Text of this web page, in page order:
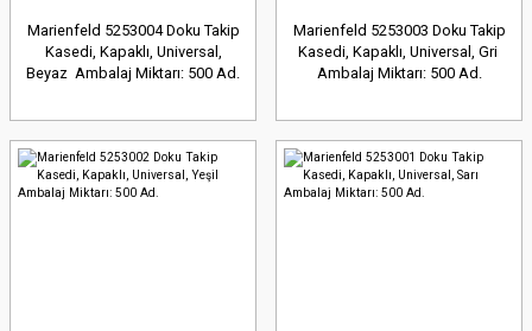
Marienfeld 5253004 Doku Takip
Kasedi, Kapaklı, Universal,
Beyaz Ambalaj Miktarı: 500 Ad.
Marienfeld 5253003 Doku Takip
Kasedi, Kapaklı, Universal, Gri
Ambalaj Miktarı: 500 Ad.